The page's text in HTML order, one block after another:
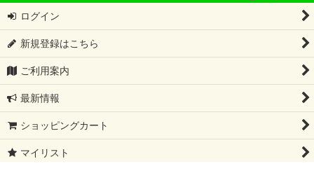
ログイン
新規登録はこちら
ご利用案内
最新情報
ショッピングカート
マイリスト